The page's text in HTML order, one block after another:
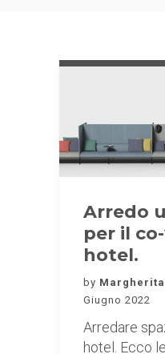
Arredo
per il
hotel.
by
Giugno 2022
Arredare
hotel. Ecco